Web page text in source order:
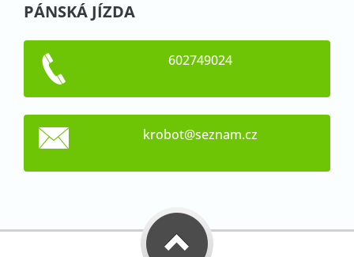
PÁNSKÁ JÍZDA
602749024
krobot@seznam.cz